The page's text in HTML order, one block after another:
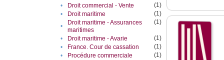
•
Droit commercial - Vente
(1)
•
Droit maritime
(1)
•
Droit maritime - Assurances
maritimes
(1)
• Droit maritime - Avarie
(1)
•
France. Cour de cassation
(1)
•
Procédure commerciale
(1)